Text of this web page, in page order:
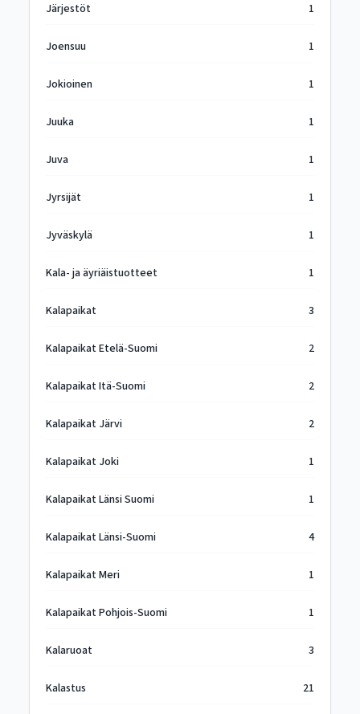
Järjestöt 1
Joensuu 1
Jokioinen 1
Juuka 1
Juva 1
Jyrsijät 1
Jyväskylä 1
Kala- ja äyriäistuotteet 1
Kalapaikat 3
Kalapaikat Etelä-Suomi 2
Kalapaikat Itä-Suomi 2
Kalapaikat Järvi 2
Kalapaikat Joki 1
Kalapaikat Länsi Suomi 1
Kalapaikat Länsi-Suomi 4
Kalapaikat Meri 1
Kalapaikat Pohjois-Suomi 1
Kalaruoat 3
Kalastus 21